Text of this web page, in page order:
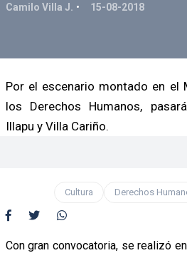
Camilo Villa J. 15-08-2018
Por el escenario montado en el
los Derechos Humanos,
Illapu y Villa Cariño.
Cultura Derechos
Con gran convocatoria, se realizó